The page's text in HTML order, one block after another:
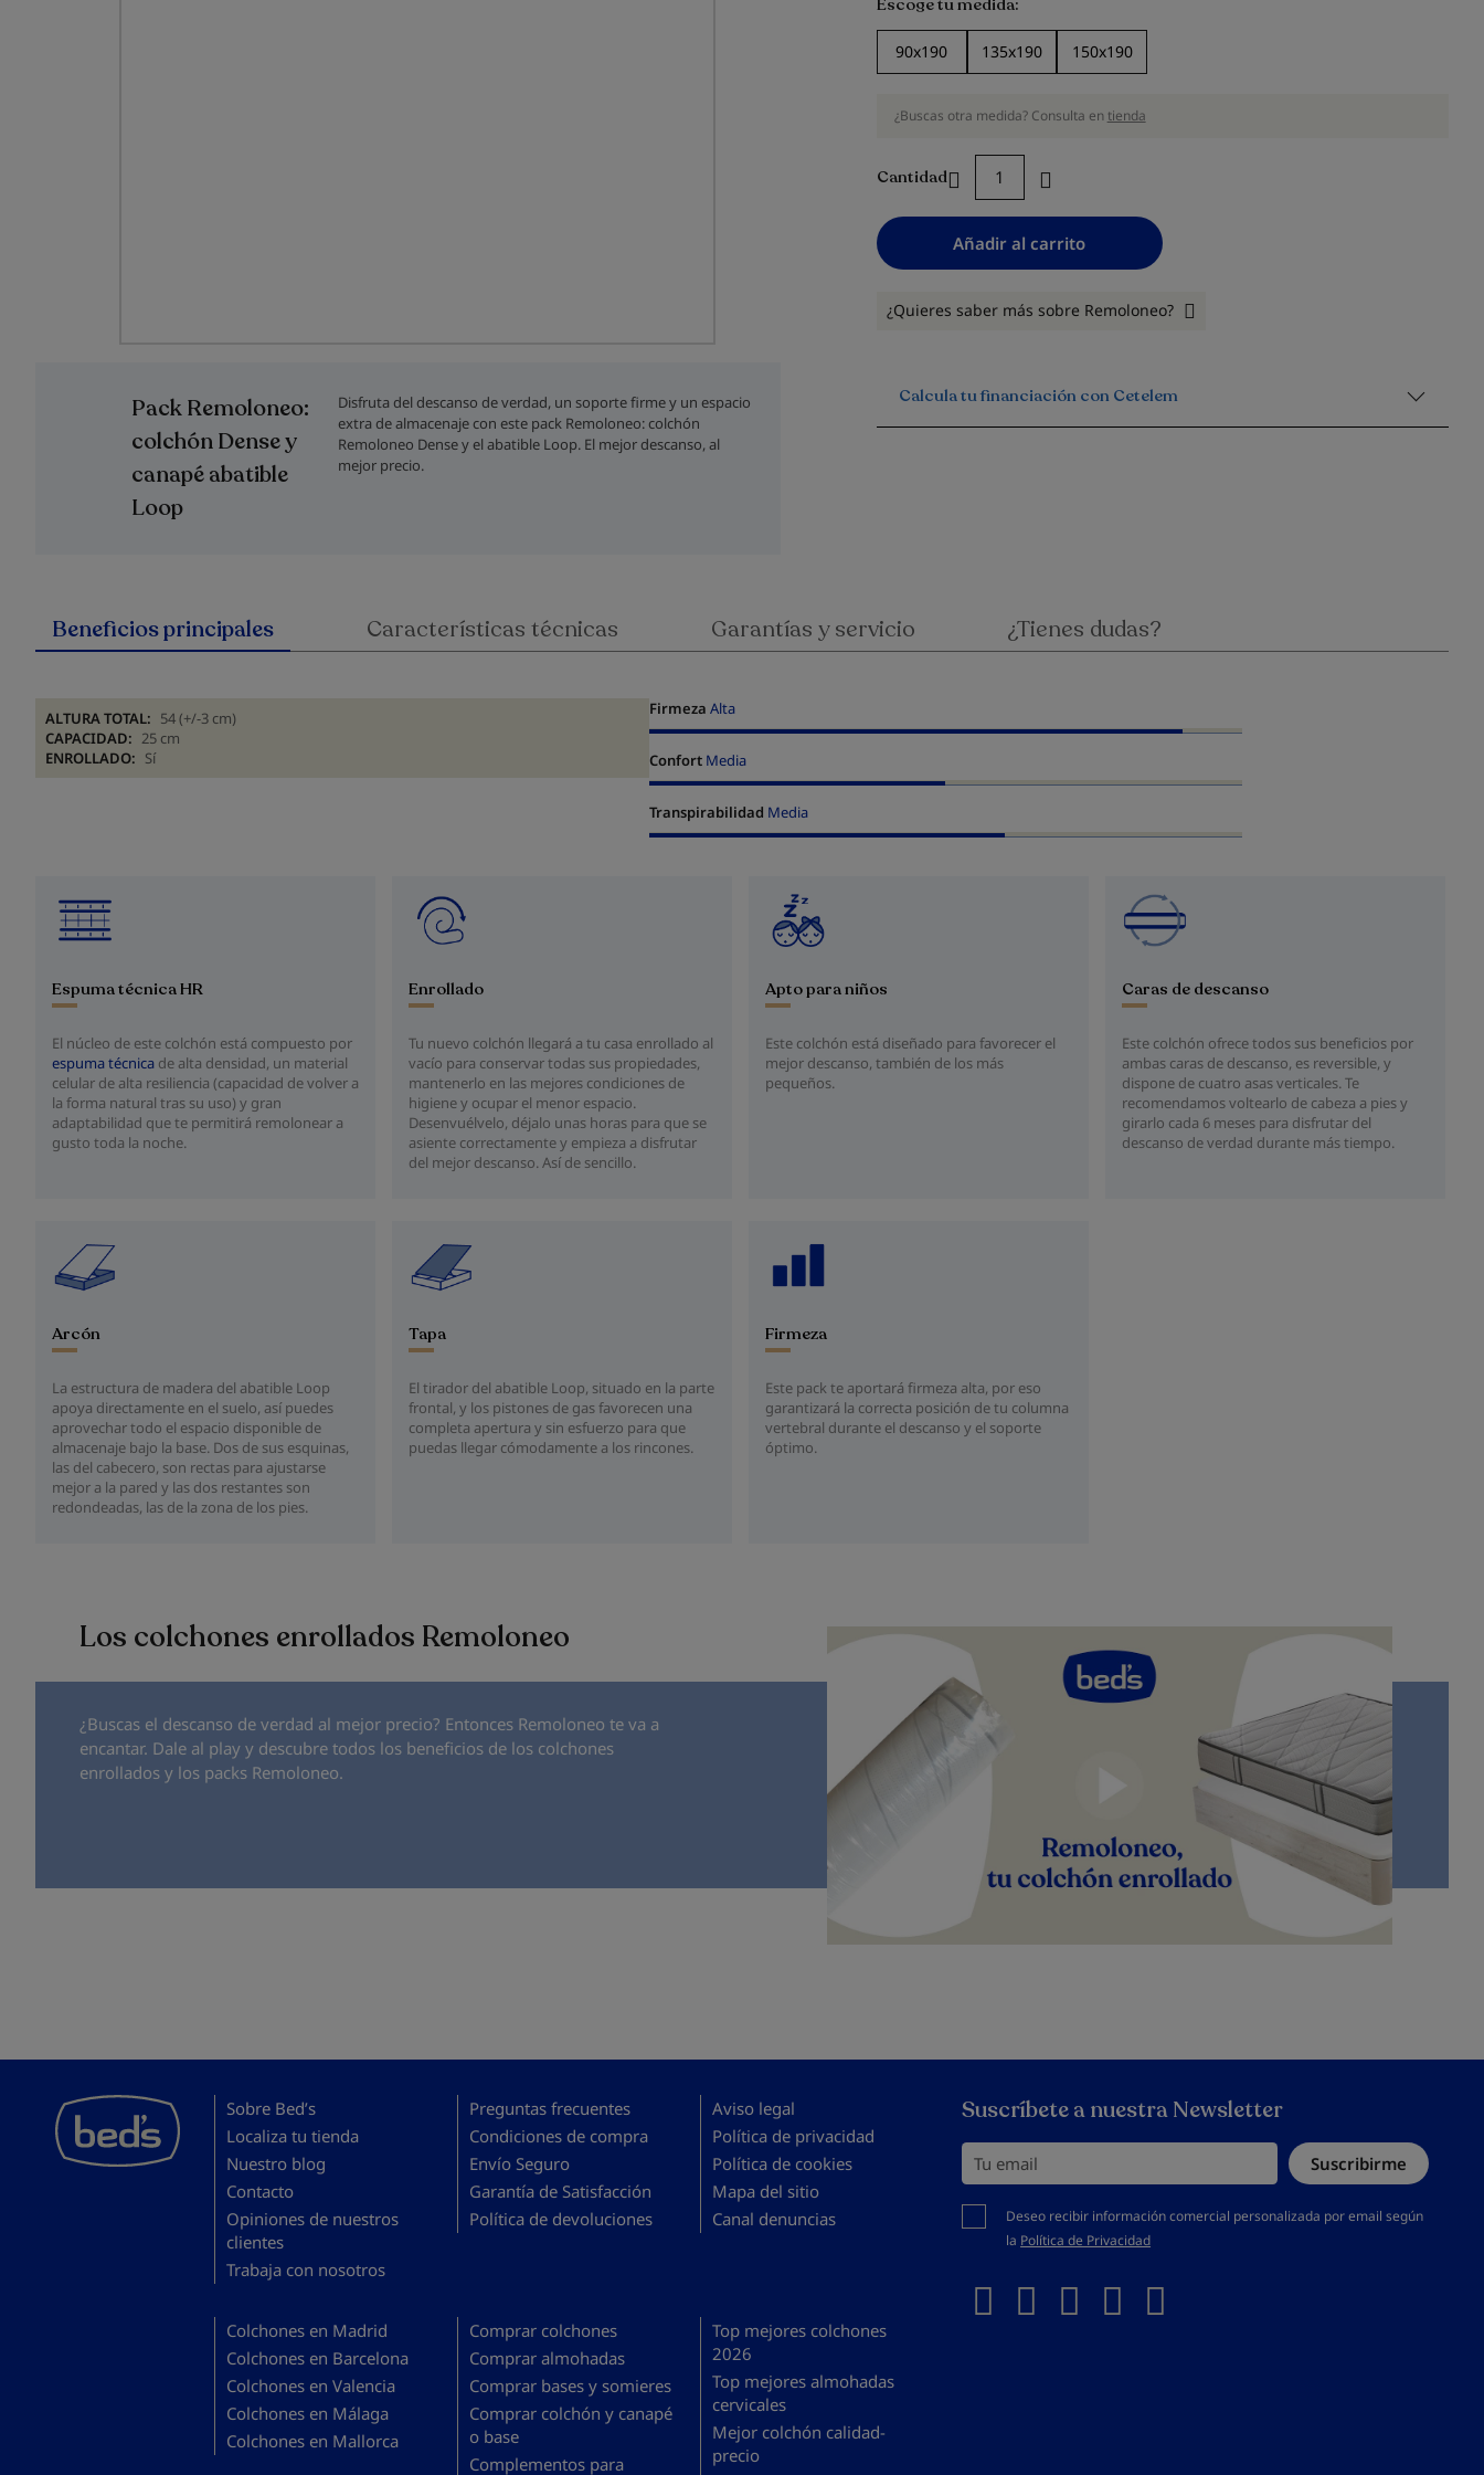
90x190 135x190 150x190
¿Buscas otra medida? Consulta en tienda
Cantidad
Añadir al carrito
¿Quieres saber más sobre Remoloneo?
Calcula tu financiación con Cetelem
Pack Remoloneo:
colchón Dense y
canapé abatible
Loop
Disfruta del descanso de verdad, un soporte firme y un espacio
extra de almacenaje con este pack Remoloneo: colchón
Remoloneo Dense y el abatible Loop. El mejor descanso, al
mejor precio.
Beneficios principales
ALTURA TOTAL: 54 (+/-3 cm)
CAPACIDAD: 25 cm
ENROLLADO: Sí
Firmeza Alta
Confort Media
Transpirabilidad Media
Espuma técnica HR
El núcleo de este colchón está compuesto por
espuma técnica de alta densidad, un material
celular de alta resiliencia (capacidad de volver a
la forma natural tras su uso) y gran
adaptabilidad que te permitirá remolonear a
gusto toda la noche.
Enrollado
Tu nuevo colchón llegará a tu casa enrollado al
vacío para conservar todas sus propiedades,
mantenerlo en las mejores condiciones de
higiene y ocupar el menor espacio.
Desenvuélvelo, déjalo unas horas para que se
asiente correctamente y empieza a disfrutar
del mejor descanso. Así de sencillo.
Apto para niños
Este colchón está diseñado para favorecer el
mejor descanso, también de los más
pequeños.
Caras de descanso
Este colchón ofrece todos sus beneficios por
ambas caras de descanso, es reversible, y
dispone de cuatro asas verticales. Te
recomendamos voltearlo de cabeza a pies y
girarlo cada 6 meses para disfrutar del
descanso de verdad durante más tiempo.
Arcón
La estructura de madera del abatible Loop
apoya directamente en el suelo, así puedes
aprovechar todo el espacio disponible de
almacenaje bajo la base. Dos de sus esquinas,
las del cabecero, son rectas para ajustarse
mejor a la pared y las dos restantes son
redondeadas, las de la zona de los pies.
Tapa
El tirador del abatible Loop, situado en la parte
frontal, y los pistones de gas favorecen una
completa apertura y sin esfuerzo para que
puedas llegar cómodamente a los rincones.
Firmeza
Este pack te aportará firmeza alta, por eso
garantizará la correcta posición de tu columna
vertebral durante el descanso y el soporte
óptimo.
Características técnicas Garantías y servicio ¿Tienes dudas?
Los colchones enrollados Remoloneo
¿Buscas el descanso de verdad al mejor precio? Entonces Remoloneo te va a
encantar. Dale al play y descubre todos los beneficios de los colchones
enrollados y los packs Remoloneo.
Sobre Bed’s
Localiza tu tienda
Nuestro blog
Contacto
Opiniones de nuestros
clientes
Trabaja con nosotros
Preguntas frecuentes
Condiciones de compra
Envío Seguro
Garantía de Satisfacción
Política de devoluciones
Aviso legal
Política de privacidad
Política de cookies
Mapa del sitio
Canal denuncias
Colchones en Madrid
Colchones en Barcelona
Colchones en Valencia
Colchones en Málaga
Colchones en Mallorca
Comprar colchones
Comprar almohadas
Comprar bases y somieres
Comprar colchón y canapé
o base
Complementos para
Top mejores colchones
2026
Top mejores almohadas
cervicales
Mejor colchón calidad-
precio
Suscríbete a nuestra Newsletter
Tu email Suscribirme
Debes aceptar la política de privacidad
Deseo recibir información comercial personalizada por email según
la Política de Privacidad